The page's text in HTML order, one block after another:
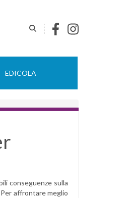
EDICOLA
conseguenze sulla
affrontare meglio